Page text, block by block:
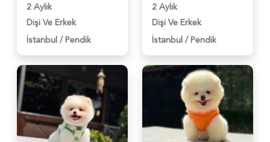
2 Aylık
Dişi Ve Erkek
İstanbul / Pendik
2 Aylık
Dişi Ve Erkek
İstanbul / Pendik